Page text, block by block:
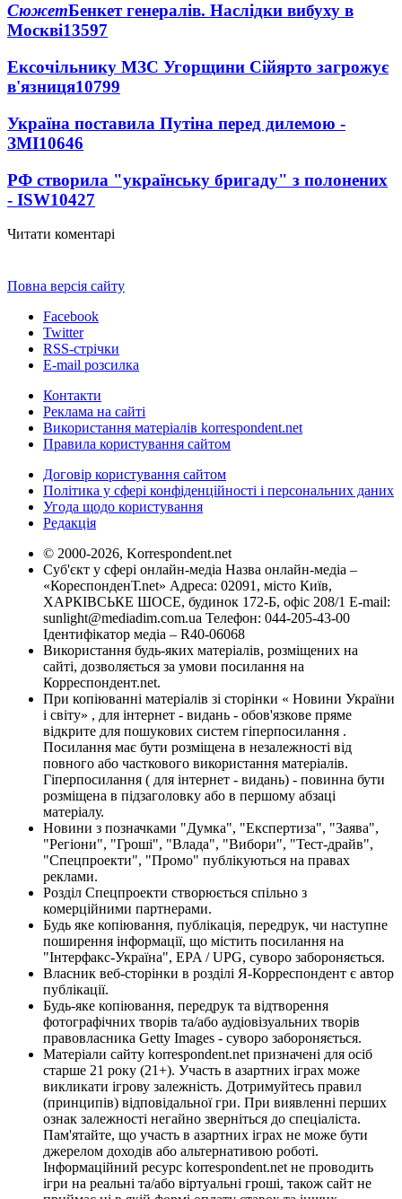
СюжетБенкет генералів. Наслідки вибуху в
Москві13597
Ексочільнику МЗС Угорщини Сійярто загрожує
в'язниця10799
Україна поставила Путіна перед дилемою -
ЗМІ10646
РФ створила "українську бригаду" з полонених
- ISW10427
Читати коментарі
Повна версія сайту
Facebook
Twitter
RSS-стрічки
E-mail розсилка
Контакти
Реклама на сайті
Використання матеріалів korrespondent.net
Правила користування сайтом
Договір користування сайтом
Політика у сфері конфіденційності і персональних даних
Угода щодо користування
Редакція
© 2000-2026, Korrespondent.net
Суб'єкт у сфері онлайн-медіа Назва онлайн-медіа –
«КореспонденТ.net» Адреса: 02091, місто Київ,
ХАРКІВСЬКЕ ШОСЕ, будинок 172-Б, офіс 208/1 E-mail:
sunlight@mediadim.com.ua Телефон: 044-205-43-00
Ідентифікатор медіа – R40-06068
Використання будь-яких матеріалів, розміщених на
сайті, дозволяється за умови посилання на
Корреспондент.net.
При копіюванні матеріалів зі сторінки « Новини України
і світу» , для інтернет - видань - обов'язкове пряме
відкрите для пошукових систем гіперпосилання .
Посилання має бути розміщена в незалежності від
повного або часткового використання матеріалів.
Гіперпосилання ( для інтернет - видань) - повинна бути
розміщена в підзаголовку або в першому абзаці
матеріалу.
Новини з позначками "Думка", "Експертиза", "Заява",
"Регіони", "Гроші", "Влада", "Вибори", "Тест-драйв",
"Спецпроекти", "Промо" публікуються на правах
реклами.
Розділ Спецпроекти створюється спільно з
комерційними партнерами.
Будь яке копіювання, публікація, передрук, чи наступне
поширення інформації, що містить посилання на
"Інтерфакс-Україна", EPA / UPG, суворо забороняється.
Власник веб-сторінки в розділі Я-Корреспондент є автор
публікації.
Будь-яке копіювання, передрук та відтворення
фотографічних творів та/або аудіовізуальних творів
правовласника Getty Images - суворо забороняється.
Матеріали сайту korrespondent.net призначені для осіб
старше 21 року (21+). Участь в азартних іграх може
викликати ігрову залежність. Дотримуйтесь правил
(принципів) відповідальної гри. При виявленні перших
ознак залежності негайно зверніться до спеціаліста.
Пам'ятайте, що участь в азартних іграх не може бути
джерелом доходів або альтернативою роботі.
Інформаційний ресурс korrespondent.net не проводить
ігри на реальні та/або віртуальні гроші, також сайт не